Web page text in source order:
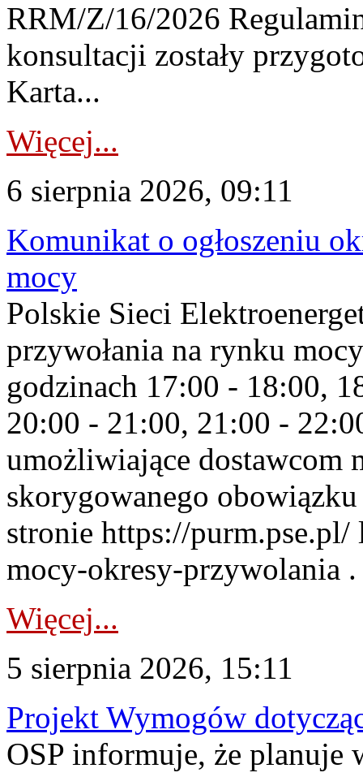
RRM/Z/16/2026
konsultacji zostały
Karta...
Więcej...
6 sierpnia 2026, 09:11
Komunikat o ogłoszeniu
mocy
Polskie Sieci
przywołania na rynku
godzinach 17:00 - 18:00,
20:00 - 21:00, 21:00 -
umożliwiające dostawcom
skorygowanego
stronie https://
mocy-okresy-przywolania
Więcej...
5 sierpnia 2026, 15:11
Projekt Wymogów
OSP informuje, że planuje